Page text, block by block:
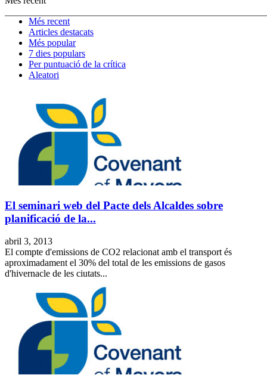
Més recent
Articles destacats
Més popular
7 dies populars
Per puntuació de la crítica
Aleatori
El seminari web del Pacte dels Alcaldes sobre
planificació de la...
abril 3, 2013
El compte d'emissions de CO2 relacionat amb el transport és
aproximadament el 30% del total de les emissions de gasos
d'hivernacle de les ciutats...